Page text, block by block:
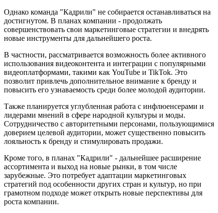
Однако команда "Кадрили" не собирается останавливаться на
достигнутом. В планах компании - продолжать
совершенствовать свои маркетинговые стратегии и внедрять
новые инструменты для дальнейшего роста.
В частности, рассматривается возможность более активного
использования видеоконтента и интеграции с популярными
видеоплатформами, такими как YouTube и TikTok. Это
позволит привлечь дополнительное внимание к бренду и
повысить его узнаваемость среди более молодой аудитории.
Также планируется углубленная работа с инфлюенсерами и
лидерами мнений в сфере народной культуры и моды.
Сотрудничество с авторитетными персонами, пользующимися
доверием целевой аудитории, может существенно повысить
лояльность к бренду и стимулировать продажи.
Кроме того, в планах "Кадрили" - дальнейшее расширение
ассортимента и выход на новые рынки, в том числе
зарубежные. Это потребует адаптации маркетинговых
стратегий под особенности других стран и культур, но при
грамотном подходе может открыть новые перспективы для
роста компании.